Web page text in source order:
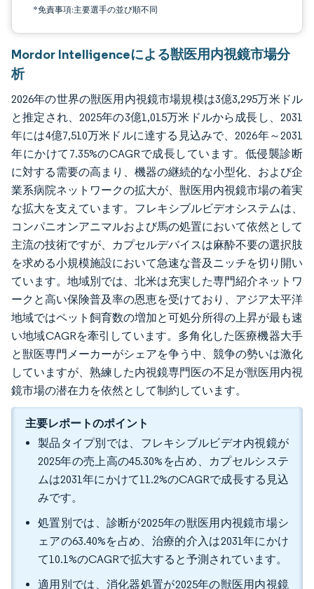
*免責事項:主要選手の並び順不同
Mordor Intelligenceによる獣医用内視鏡市場分
析
2026年の世界の獣医用内視鏡市場規模は3億3,295万米ドル
と推定され、2025年の3億1,015万米ドルから成長し、2031
年には4億7,510万米ドルに達する見込みで、2026年～2031
年にかけて7.35%のCAGRで成長しています。低侵襲診断
に対する需要の高まり、機器の継続的な小型化、および企
業系病院ネットワークの拡大が、獣医用内視鏡市場の着実
な拡大を支えています。フレキシブルビデオシステムは、
コンパニオンアニマルおよび馬の処置において依然として
主流の技術ですが、カプセルデバイスは麻酔不要の選択肢
を求める小規模施設において急速な普及ニッチを切り開い
ています。地域別では、北米は充実した専門紹介ネットワ
ークと高い保険普及率の恩恵を受けており、アジア太平洋
地域ではペット飼育数の増加と可処分所得の上昇が最も速
い地域CAGRを牽引しています。多角化した医療機器大手
と獣医専門メーカーがシェアを争う中、競争の勢いは激化
していますが、熟練した内視鏡専門医の不足が獣医用内視
鏡市場の潜在力を依然として制約しています。
主要レポートのポイント
製品タイプ別では、フレキシブルビデオ内視鏡が
2025年の売上高の45.30%を占め、カプセルシステ
ムは2031年にかけて11.2%のCAGRで成長する見込
みです。
処置別では、診断が2025年の獣医用内視鏡市場シ
ェアの63.40%を占め、治療的介入は2031年にかけ
て10.1%のCAGRで拡大すると予測されています。
適用別では、消化器処置が2025年の獣医用内視鏡